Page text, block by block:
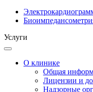
Услуги
О клинике
Общая
Лицензии и
Надзорные